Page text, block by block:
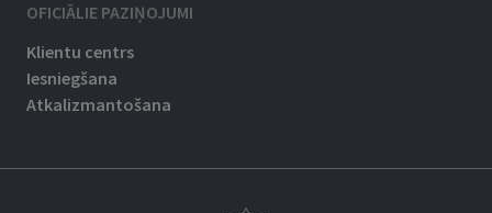
OFICIĀLIE PAZIŅOJUMI
Klientu centrs
Iesniegšana
Atkalizmantošana